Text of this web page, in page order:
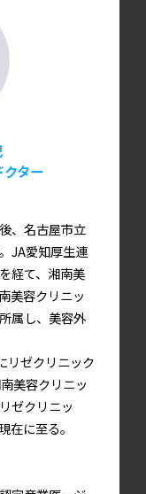
ター
、名古屋市立
JA愛知厚生連
経て、湘南美
美容クリニッ
属し、美容外
リゼクリニック
美容クリニッ
ゼクリニッ
在に至る。